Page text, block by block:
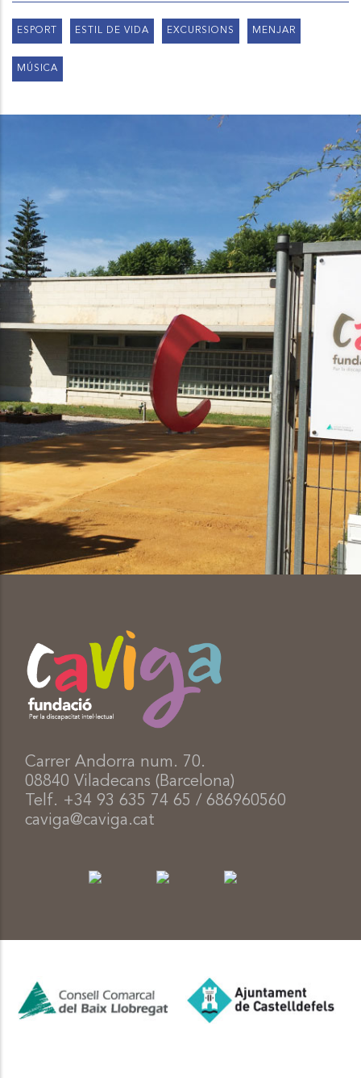
ESPORT ESTIL DE VIDA EXCURSIONS MENJAR
MÚSICA
Carrer Andorra num. 70.
08840 Viladecans (Barcelona)
Telf. +34 93 635 74 65 / 686960560
caviga@caviga.cat